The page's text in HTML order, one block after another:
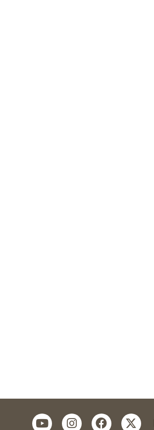
twitter
facebook
instagram
youtube